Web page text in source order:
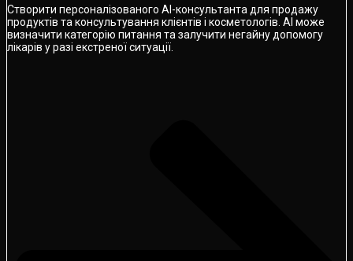
Створити персоналізованого AI-консультанта для продажу
продуктів та консультування клієнтів і косметологів. AI може
визначити категорію питання та залучити негайну допомогу
лікарів у разі екстреної ситуації.